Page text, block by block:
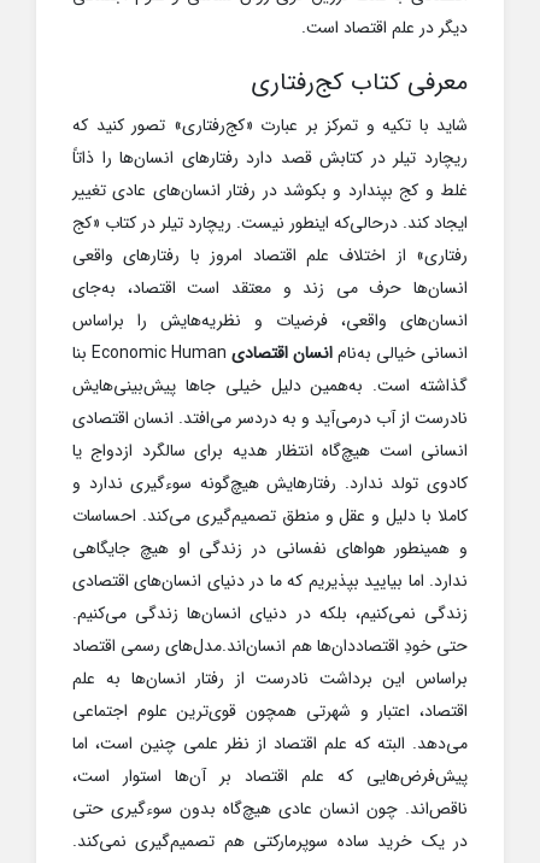
دیگر در علم اقتصاد است.
معرفی کتاب کج‌رفتاری
شاید با تکیه و تمرکز بر عبارت «کج‌رفتاری» تصور کنید که
ریچارد تیلر در کتابش قصد دارد رفتارهای انسان‌ها را ذاتاً
غلط و کج بپندارد و بکوشد در رفتار انسان‌های عادی تغییر
ایجاد کند. درحالی‌که اینطور نیست. ریچارد تیلر در کتاب «کج
رفتاری» از اختلاف علم اقتصاد امروز با رفتارهای واقعی
انسان‌ها حرف می زند و معتقد است اقتصاد، به‌جای
انسان‌های واقعی، فرضیات و نظریه‌هایش را براساس
انسانی خیالی به‌نامانسان اقتصادی
Economic Human بنا
گذاشته است. به‌همین دلیل خیلی جاها پیش‌بینی‌هایش
نادرست از آب درمی‌آید و به دردسر می‌افتد. انسان اقتصادی
انسانی است هیچ‌گاه انتظار هدیه برای سالگرد ازدواج یا
کادوی تولد ندارد. رفتارهایش هیچ‌گونه سوءگیری ندارد و
کاملا با دلیل و عقل و منطق تصمیم‌گیری می‌کند. احساسات
و همینطور هواهای نفسانی در زندگی او هیچ جایگاهی
ندارد. اما بیایید بپذیریم که ما در دنیای انسان‌های اقتصادی
زندگی نمی‌کنیم، بلکه در دنیای انسان‌ها زندگی می‌کنیم.
حتی خودِ اقتصاددان‌ها هم انسان‌اند.مدل‌های رسمی اقتصاد
براساس این برداشت نادرست از رفتار انسان‌ها به علم
اقتصاد، اعتبار و شهرتی همچون قوی‌ترین علوم اجتماعی
می‌دهد. البته که علم اقتصاد از نظر علمی چنین است، اما
پیش‌فرض‌هایی که علم اقتصاد بر آن‌ها استوار است،
ناقص‌اند. چون انسان عادی هیچ‌گاه بدون سوءگیری حتی
در یک خرید ساده سوپرمارکتی هم تصمیم‌گیری نمی‌کند.